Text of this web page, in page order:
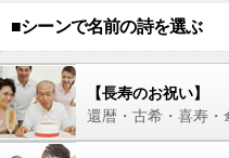
■シーンで名前の詩を選ぶ
【長寿のお祝い】